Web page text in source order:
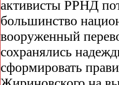
активисты РРНД
большинство
вооруженный
сохранялись
сформировать